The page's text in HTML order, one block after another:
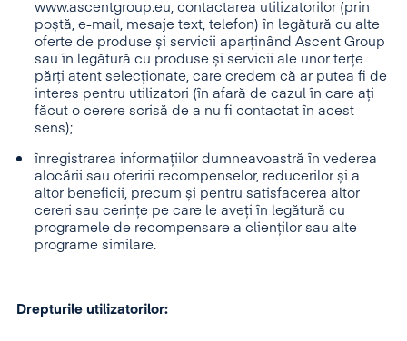
www.ascentgroup.eu, contactarea utilizatorilor (prin
poștă, e-mail, mesaje text, telefon) în legătură cu alte
oferte de produse și servicii aparținând Ascent Group
sau în legătură cu produse și servicii ale unor terțe
părți atent selecționate, care credem că ar putea fi de
interes pentru utilizatori (în afară de cazul în care ați
făcut o cerere scrisă de a nu fi contactat în acest
sens);
înregistrarea informațiilor dumneavoastră în vederea
alocării sau oferirii recompenselor, reducerilor și a
altor beneficii, precum și pentru satisfacerea altor
cereri sau cerințe pe care le aveți în legătură cu
programele de recompensare a clienților sau alte
programe similare.
Drepturile utilizatorilor: